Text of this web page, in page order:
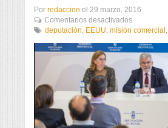
Por redaccion el 29 marzo, 2016
Comentarios desactivadosen
Primeira
de
traballo
para
a
misión
cos
EEUU
deputación, EEUU, misión comercial ,